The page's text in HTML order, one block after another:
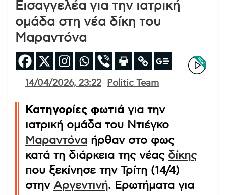
Εισαγγελέα για την ιατρική
ομάδα στη νέα δίκη του
Μαραντόνα
14/04/2026, 23:22 Politic Team
Κατηγορίες φωτιά για την
ιατρική ομάδα του Ντιέγκο
Μαραντόνα ήρθαν στο φως
κατά τη διάρκεια της νέας δίκης
που ξεκίνησε την Τρίτη (14/4)
στην Αργεντινή. Ερωτήματα για